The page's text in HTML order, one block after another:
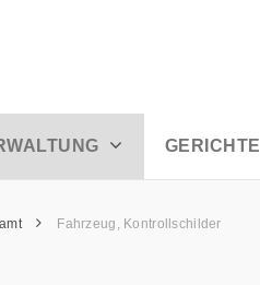
GERICHTE
Fahrzeug, Kontrollschilder